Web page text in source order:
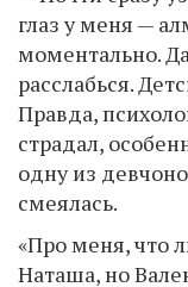
глаз у меня —
моментально.
расслабься.
Правда,
страдал,
одну из
смеялась.
«Про меня, что
Наташа, но